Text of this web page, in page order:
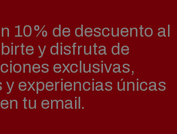
10% de descuento al
y disfruta de
exclusivas,
y experiencias únicas
en tu email.